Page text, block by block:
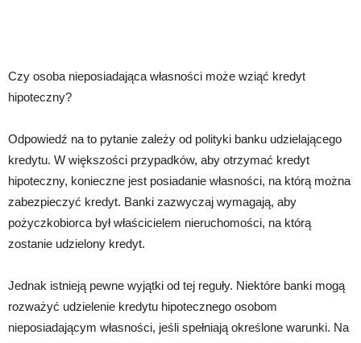
Czy osoba nieposiadająca własności może wziąć kredyt
hipoteczny?
Odpowiedź na to pytanie zależy od polityki banku udzielającego
kredytu. W większości przypadków, aby otrzymać kredyt
hipoteczny, konieczne jest posiadanie własności, na którą można
zabezpieczyć kredyt. Banki zazwyczaj wymagają, aby
pożyczkobiorca był właścicielem nieruchomości, na którą
zostanie udzielony kredyt.
Jednak istnieją pewne wyjątki od tej reguły. Niektóre banki mogą
rozważyć udzielenie kredytu hipotecznego osobom
nieposiadającym własności, jeśli spełniają określone warunki. Na